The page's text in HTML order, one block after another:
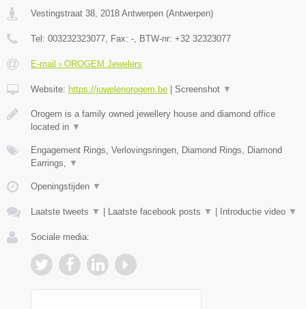
Vestingstraat 38, 2018 Antwerpen (Antwerpen)
Tel: 003232323077, Fax: -, BTW-nr: +32 32323077
E-mail › OROGEM Jewelers
Website: https://juwelenorogem.be Screenshot ▼
Orogem is a family owned jewellery house and diamond office
located in ▼
Engagement Rings, Verlovingsringen, Diamond Rings, Diamond
Earrings, ▼
Openingstijden ▼
Laatste tweets ▼ Laatste facebook posts ▼ Introductie video ▼
Sociale media: